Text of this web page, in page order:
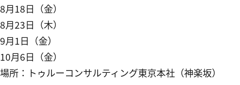
8月18日（金）
8月23日（木）
9月1日（金）
10月6日（金）
場所：トゥルーコンサルティング東京本社（神楽坂）